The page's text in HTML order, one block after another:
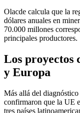
Olacde calcula que la
dólares anuales en
70.000 millones
principales productores.
Los proyectos
y Europa
Más allá del
confirmaron que la UE
tres países